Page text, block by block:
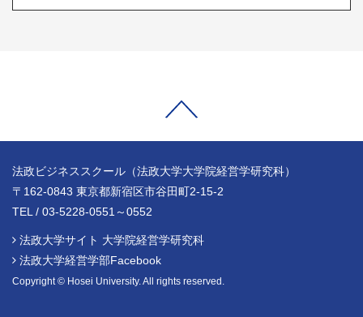
法政ビジネススクール（法政大学大学院経営学研究科）
〒162-0843 東京都新宿区市谷田町2-15-2
TEL / 03-5228-0551～0552
法政大学サイト 大学院経営学研究科
法政大学経営学部Facebook
Copyright © Hosei University. All rights reserved.